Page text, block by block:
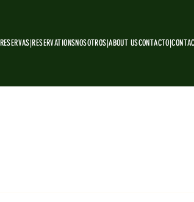
RESERVAS|RESERVATIONSNOSOTROS|ABOUT US